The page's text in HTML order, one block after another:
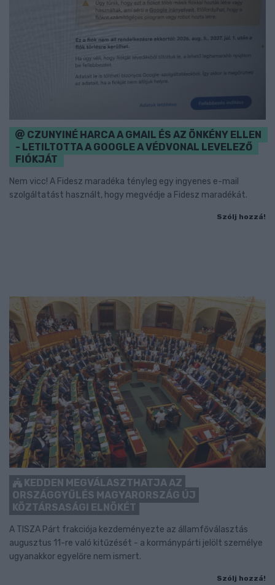
CZUNYINÉ HARCA A GMAIL ÉS AZ ÖNKÉNY ELLEN
- LETILTOTTA A GOOGLE A VÉDVONAL LEVELEZŐ
FIÓKJÁT
Nem vicc! A Fidesz maradéka tényleg egy ingyenes e-mail
szolgáltatást használt, hogy megvédje a Fidesz maradékát.
Szólj hozzá!
KEDDEN MEGVÁLASZTHATJA AZ
ORSZÁGGYŰLÉS MAGYARORSZÁG ÚJ
KÖZTÁRSASÁGI ELNÖKÉT
A TISZA Párt frakciója kezdeményezte az államfőválasztás
augusztus 11-re való kitűzését - a kormánypárti jelölt személye
ugyanakkor egyelőre nem ismert.
Szólj hozzá!